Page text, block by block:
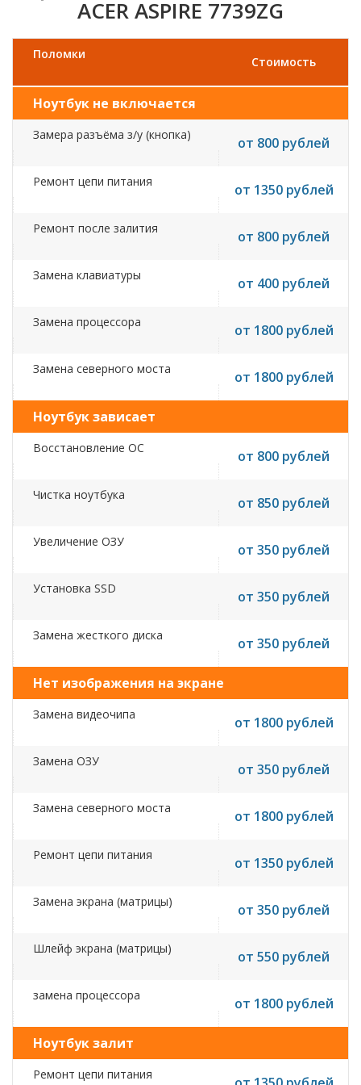
ACER ASPIRE 7739ZG
Поломки
Стоимость
Ноутбук не включается
Замера разъёма з/у (кнопка) от 800 рублей
Ремонт цепи питания от 1350 рублей
Ремонт после залития от 800 рублей
Замена клавиатуры от 400 рублей
Замена процессора от 1800 рублей
Замена северного моста от 1800 рублей
Ноутбук зависает
Восстановление ОС от 800 рублей
Чистка ноутбука от 850 рублей
Увеличение ОЗУ от 350 рублей
Установка SSD от 350 рублей
Замена жесткого диска от 350 рублей
Нет изображения на экране
Замена видеочипа от 1800 рублей
Замена ОЗУ от 350 рублей
Замена северного моста от 1800 рублей
Ремонт цепи питания от 1350 рублей
Замена экрана (матрицы) от 350 рублей
Шлейф экрана (матрицы) от 550 рублей
замена процессора от 1800 рублей
Ноутбук залит
Ремонт цепи питания